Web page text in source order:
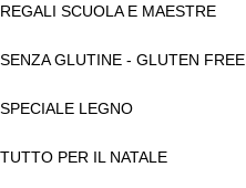
REGALI SCUOLA E MAESTRE
SENZA GLUTINE - GLUTEN FREE
SPECIALE LEGNO
TUTTO PER IL NATALE